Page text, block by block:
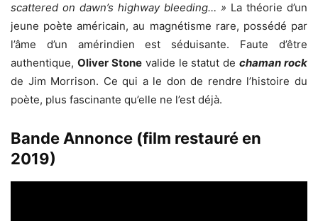
scattered on dawn’s highway bleeding… » La théorie d’un
jeune poète américain, au magnétisme rare, possédé par
l’âme d’un amérindien est séduisante. Faute d’être
authentique, Oliver Stonevalide le statut dechaman rock
de Jim Morrison. Ce qui a le don de rendre l’histoire du
poète, plus fascinante qu’elle ne l’est déjà.
Bande Annonce (film restauré en
2019)